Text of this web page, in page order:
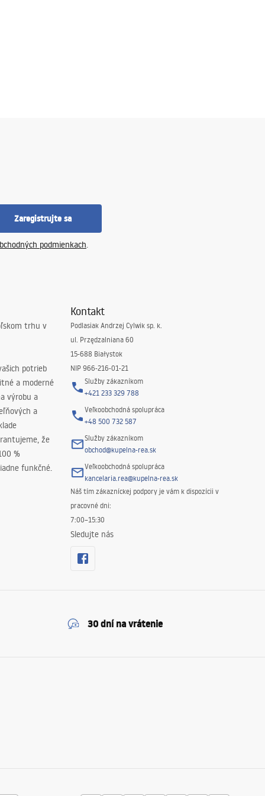
Zaregistrujte sa
podmienkach.
trhu v
potrieb
a moderné
výrobu a
a
že
%
funkčné.
Kontakt
Podlasiak Andrzej Cylwik sp. k.
ul. Przędzalniana 60
15-688 Białystok
NIP 966-216-01-21
Služby zákazníkom
+421 233 329 788
Veľkoobchodná spolupráca
+48 500 732 587
Služby zákazníkom
obchod@kupelna-rea.sk
Veľkoobchodná spolupráca
kancelaria.rea@kupelna-rea.sk
Náš tím zákazníckej podpory je vám k dispozícii v
pracovné dni:
7:00–15:30
Sledujte nás
30 dní na vrátenie